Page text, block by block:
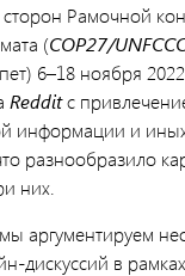
Рамочной
(COP27/
6–18 ноября 2022
Redditс
информации и
разнообразило
них.
аргументируем
дискуссий в